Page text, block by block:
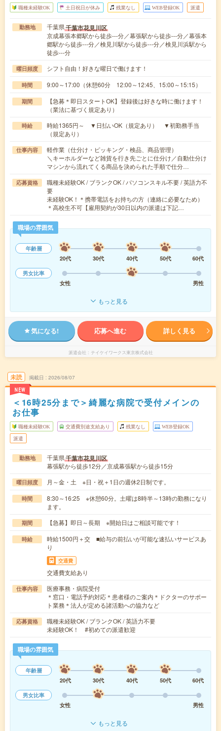
職種未経験OK 土日祝日が休み 残業なし WEB登録OK 派遣
勤務地 千葉県千葉市花見川区
京成幕張本郷駅から徒歩---分／幕張駅から徒歩---分／幕張本
郷駅から徒歩---分／検見川駅から徒歩---分／検見川浜駅から
徒歩---分
曜日頻度 シフト自由！好きな曜日で働けます！
時間 9:00～17:00（休憩60分 12:00～12:45、15:00～15:15）
期間
【急募＊即日スタートOK】登録後は好きな時に働けます！
（業法に基づく規定あり）
時給
時給1365円～ ▼日払いOK（規定あり） ▼初勤務手当
（規定あり）
仕事内容
軽作業（仕分け・ピッキング・検品、商品管理）
＼キーホルダーなど雑貨を行き先ごとに仕分け／自動仕分け
マシンから流れてくる商品を決められた手順で仕分…
応募資格
職種未経験OK / ブランクOK / パソコンスキル不要 / 英語力不
要
未経験OK！＊携帯電話をお持ちの方（連絡に必要なため）
＊高校生不可【雇用契約が30日以内の派遣は下記…
職場の雰囲気
年齢層
20代
30代 40代 50代
60代
男女比率
女性
男性
もっと見る
気になる! 応募へ進む 詳しく見る
派遣会社 テイケイワークス東京株式会社
未読
NEW
掲載日 2026/08/07
＜16時25分まで＞綺麗な病院で受付メインの
お仕事
職種未経験OK 交通費別途支給あり 残業なし WEB登録OK
派遣
勤務地 千葉県千葉市花見川区
幕張駅から徒歩12分／京成幕張駅から徒歩15分
曜日頻度 月～金・土 ※日・祝＋1日の週休2日制です。
時間
8:30～16:25 ※休憩60分。土曜は8時半～13時の勤務になり
ます。
期間 【急募】即日～長期 ※開始日はご相談可能です！
時給
時給1500円＋交 ■給与の前払いが可能な速払いサービスあ
り
交通費
交通費支給あり
仕事内容
医療事務・病院受付
＊窓口・電話予約対応＊患者様のご案内＊ドクターのサポー
ト業務＊法人が定める諸活動への協力など
応募資格
職種未経験OK / ブランクOK / 英語力不要
未経験OK！ #初めての派遣歓迎
職場の雰囲気
年齢層
20代
30代 40代 50代
60代
男女比率
女性
男性
もっと見る